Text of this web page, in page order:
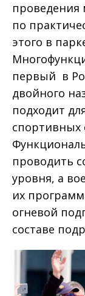
проведения
по
этого в
первый в
двойного
подходит
спортивных
проводить
уровня, а
их
огневой
составе